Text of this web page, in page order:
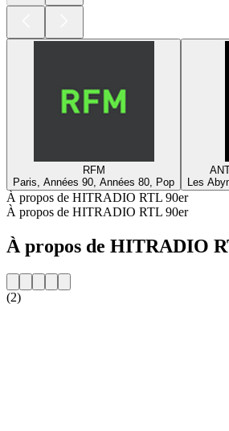
RFM
Paris, Années 90, Années 80, Pop
Les
À propos de HITRADIO RTL 90er
À propos de HITRADIO RTL 90er
À propos de HITRADIO
(2)